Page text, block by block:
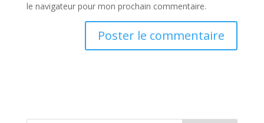
le navigateur pour mon prochain commentaire.